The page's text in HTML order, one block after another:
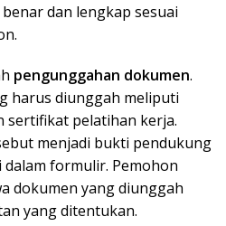
dan lengkap sesuai
pengunggahan dokumen.
harus diunggah meliputi
sertifikat pelatihan kerja.
menjadi bukti pendukung
formulir. Pemohon
dokumen yang diunggah
yang ditentukan.